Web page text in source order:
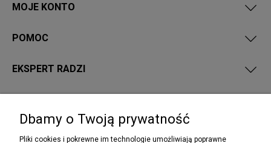
MOJE KONTO
POMOC
EKSPERT RADZI
Dbamy o Twoją prywatność
Pliki cookies i pokrewne im technologie umożliwiają poprawne